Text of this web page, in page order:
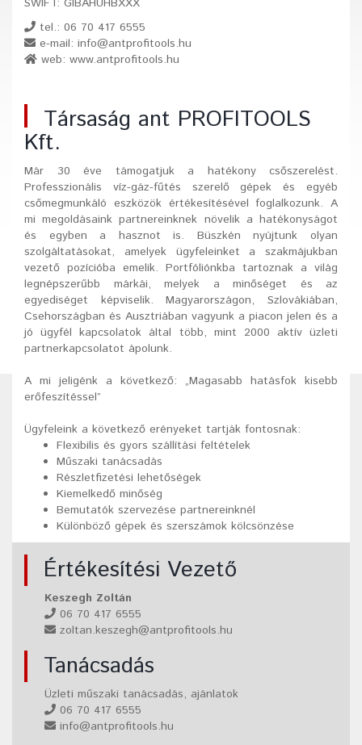
tel.: 06 70 417 6555
e-mail: info@antprofitools.hu
web: www.antprofitools.hu
Társaság ant PROFITOOLS
Kft.
Már 30 éve támogatjuk a hatékony csőszerelést.
Professzionális víz-gáz-fűtés szerelő gépek és egyéb
csőmegmunkáló eszközök értékesítésével foglalkozunk. A
mi megoldásaink partnereinknek növelik a hatékonyságot
és egyben a hasznot is. Büszkén nyújtunk olyan
szolgáltatásokat, amelyek ügyfeleinket a szakmájukban
vezető pozícióba emelik. Portfóliónkba tartoznak a világ
legnépszerűbb márkái, melyek a minőséget és az
egyediséget képviselik. Magyarországon, Szlovákiában,
Csehországban és Ausztriában vagyunk a piacon jelen és a
jó ügyfél kapcsolatok által több, mint 2000 aktív üzleti
partnerkapcsolatot ápolunk.
A mi jeligénk a következő: „Magasabb hatásfok kisebb
erőfeszítéssel”
Ügyfeleink a következő erényeket tartják fontosnak:
Flexibilis és gyors szállítási feltételek
Műszaki tanácsadás
Részletfizetési lehetőségek
Kiemelkedő minőség
Bemutatók szervezése partnereinknél
Különböző gépek és szerszámok kölcsönzése
Értékesítési Vezető
Keszegh Zoltán
06 70 417 6555
zoltan.keszegh@antprofitools.hu
Tanácsadás
Üzleti műszaki tanácsadás, ajánlatok
06 70 417 6555
info@antprofitools.hu